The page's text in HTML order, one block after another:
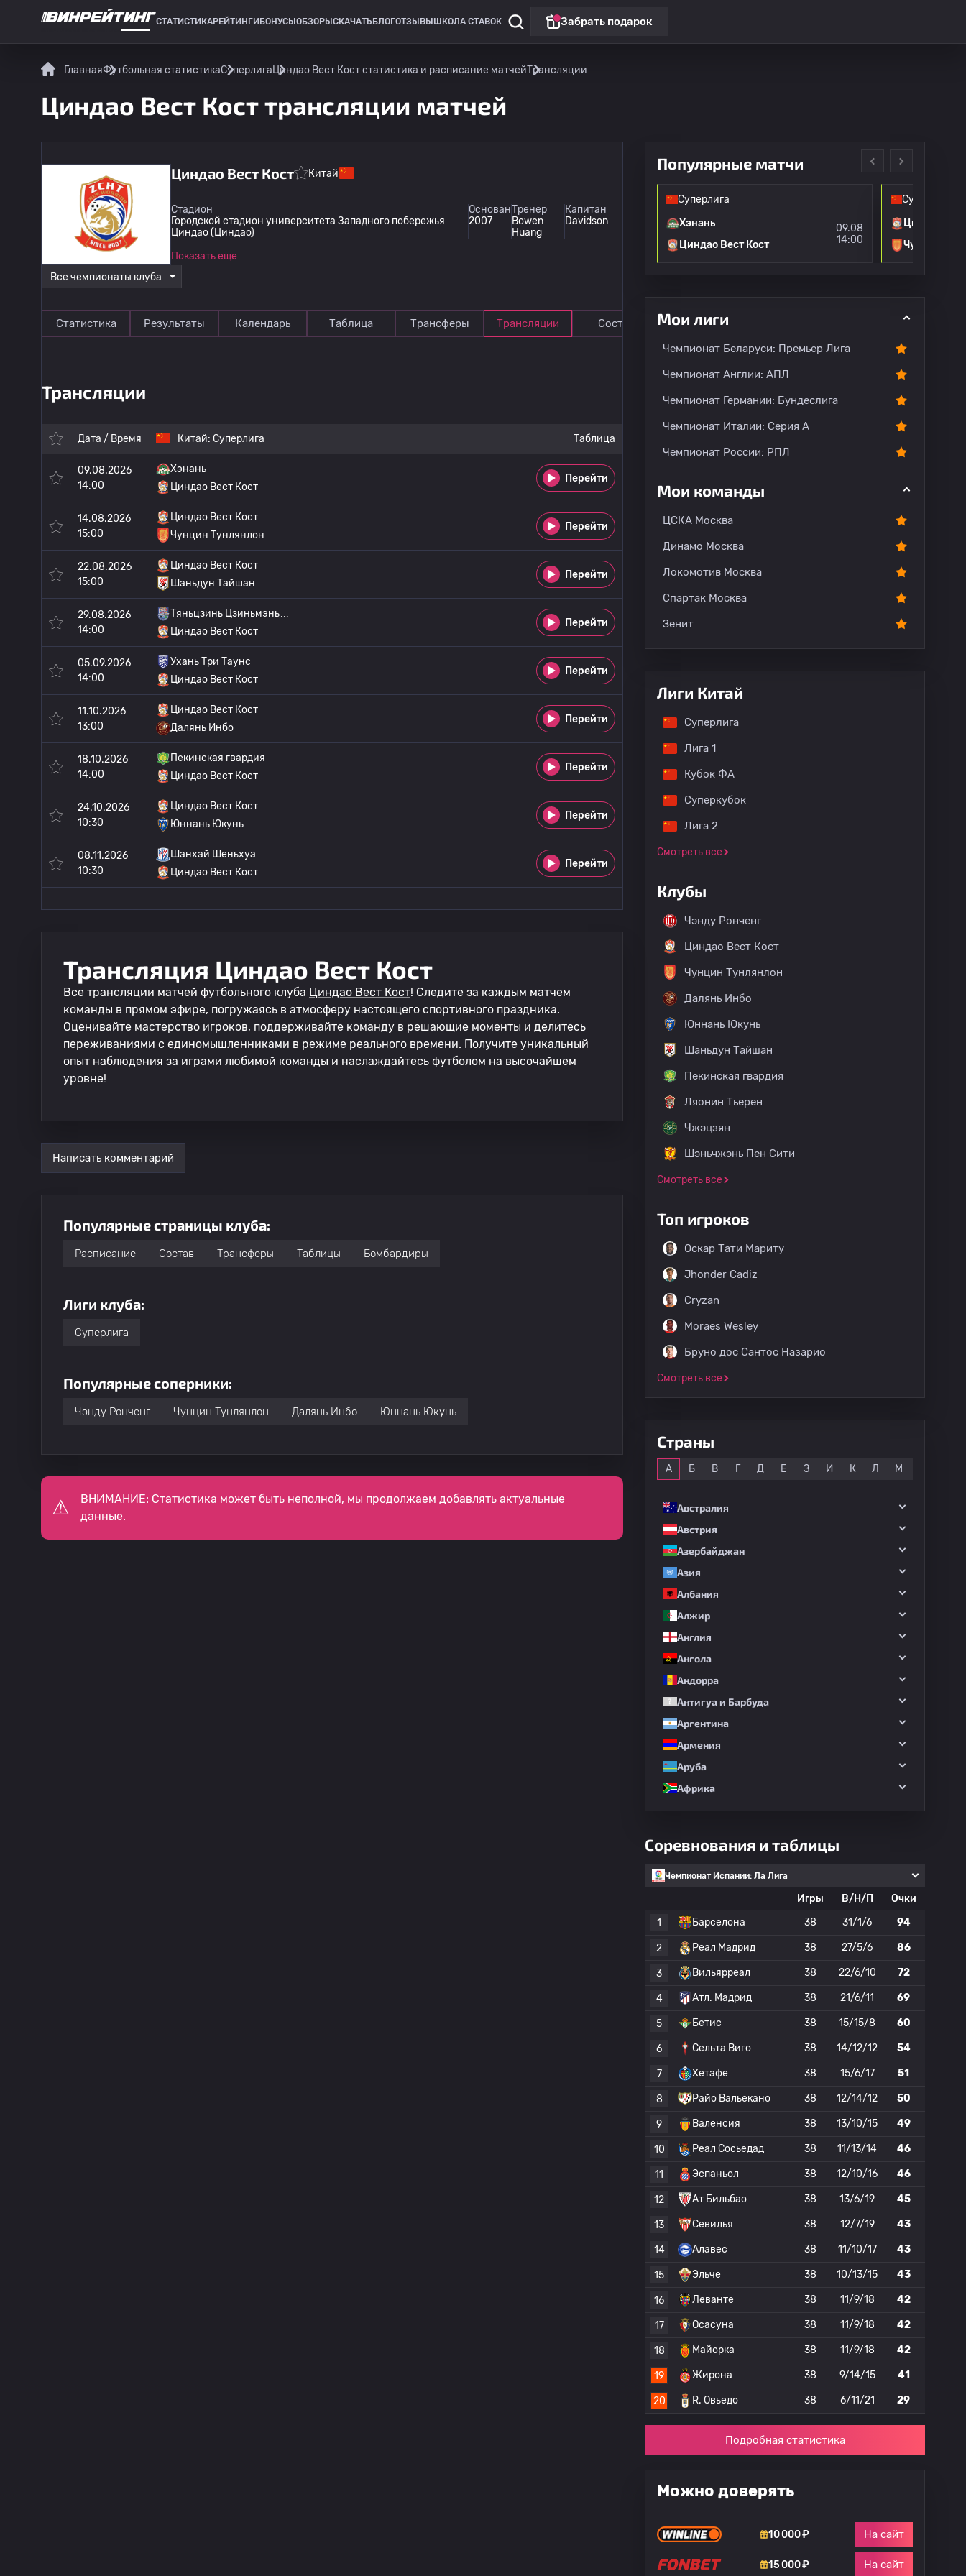
СТАТИСТИКАРЕЙТИНГИ БОНУСЫ ОБЗОРЫ СКАЧАТЬ БЛОГОТЗЫВЫ ШКОЛА СТАВОК Забрать подарок
ГлавнаяФутбольная статистикаСуперлигаЦиндао Вест Кост статистика и расписание матчейТрансляции
Циндао Вест Кост трансляции матчей
Циндао Вест Кост Китай
Стадион
Городской стадион университета Западного побережья
Циндао (Циндао)
Основан
2007
Тренер
Bowen
Huang
Капитан
Davidson
Показать еще
Все чемпионаты клуба
Статистика Результаты Календарь Таблица Трансферы Трансляции Состав
Трансляции
Дата / Время Китай: Суперлига Таблица
09.08.2026
14:00
Хэнань
Циндао Вест Кост
Перейти
14.08.2026
15:00
Циндао Вест Кост
Чунцин Тунлянлон
Перейти
22.08.2026
15:00
Циндао Вест Кост
Шаньдун Тайшан
Перейти
29.08.2026
14:00
Тяньцзинь Цзиньмэнь
Циндао Вест Кост
Перейти
05.09.2026
14:00
Ухань Три Таунс
Циндао Вест Кост
Перейти
11.10.2026
13:00
Циндао Вест Кост
Далянь Инбо
Перейти
18.10.2026
14:00
Пекинская гвардия
Циндао Вест Кост
Перейти
24.10.2026
10:30
Циндао Вест Кост
Юннань Юкунь
Перейти
08.11.2026
10:30
Шанхай Шеньхуа
Циндао Вест Кост
Перейти
Трансляция Циндао Вест Кост
Все трансляции матчей футбольного клуба Циндао Вест Кост! Следите за каждым матчем
команды в прямом эфире, погружаясь в атмосферу настоящего спортивного праздника.
Оценивайте мастерство игроков, поддерживайте команду в решающие моменты и делитесь
переживаниями с единомышленниками в режиме реального времени. Получите уникальный
опыт наблюдения за играми любимой команды и наслаждайтесь футболом на высочайшем
уровне!
Написать комментарий
Популярные страницы клуба:
Расписание Состав Трансферы Таблицы Бомбардиры
Лиги клуба:
Суперлига
Популярные соперники:
Чэнду Ронченг Чунцин Тунлянлон Далянь Инбо Юннань Юкунь
ВНИМАНИЕ: Статистика может быть неполной, мы продолжаем добавлять актуальные
данные.
Популярные матчи
Циндао Вест Кост
Суперлига
Хэнань
Циндао Вест Кост
09.08
14:00
Суперлига
Циндао
Чунцин
Мои лиги
Чемпионат Беларуси: Премьер Лига
Чемпионат Англии: АПЛ
Чемпионат Германии: Бундеслига
Чемпионат Италии: Серия А
Чемпионат России: РПЛ
Мои команды
ЦСКА Москва
Динамо Москва
Локомотив Москва
Спартак Москва
Зенит
Лиги Китай
Суперлига
Лига 1
Кубок ФА
Суперкубок
Лига 2
Смотреть все
Клубы
Чэнду Ронченг
Циндао Вест Кост
Чунцин Тунлянлон
Далянь Инбо
Юннань Юкунь
Шаньдун Тайшан
Пекинская гвардия
Ляонин Тьерен
Чжэцзян
Шэньчжэнь Пен Сити
Смотреть все
Топ игроков
Оскар Тати Мариту
Jhonder Cadiz
Cryzan
Moraes Wesley
Бруно дос Сантос Назарио
Смотреть все
Страны
А Б В Г Д Е З И К Л М
Австралия
Австрия
Азербайджан
Азия
Албания
Алжир
Англия
Ангола
Андорра
Антигуа и Барбуда
Аргентина
Армения
Аруба
Африка
Соревнования и таблицы
Чемпионат Испании: Ла Лига
Игры В/Н/П
Очки
1
Барселона 38 31/1/6 94
2 Реал Мадрид 38 27/5/6 86
3 Вильярреал 38 22/6/10 72
4 Атл. Мадрид 38 21/6/11 69
5 Бетис 38 15/15/8 60
6 Сельта Виго 38 14/12/12 54
7 Хетафе 38 15/6/17 51
8 Райо Вальекано 38 12/14/12 50
9 Валенсия 38 13/10/15 49
10 Реал Сосьедад 38 11/13/14 46
11 Эспаньол 38 12/10/16 46
12 Ат Бильбао 38 13/6/19 45
13 Севилья 38 12/7/19 43
14 Алавес 38 11/10/17 43
15 Эльче 38 10/13/15 43
16 Леванте 38 11/9/18 42
17 Осасуна 38 11/9/18 42
18 Майорка 38 11/9/18 42
19 Жирона 38 9/14/15 41
20 R. Овьедо 38 6/11/21 29
Подробная статистика
Можно доверять
10 000 ₽ На сайт
15 000 ₽ На сайт